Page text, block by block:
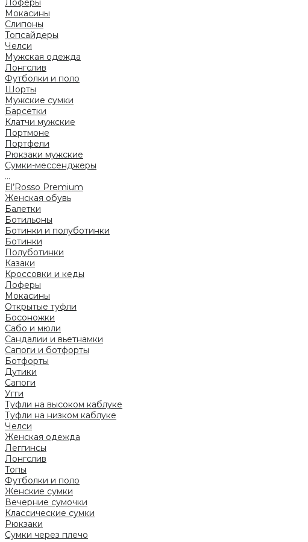
Лоферы
Мокасины
Слипоны
Топсайдеры
Челси
Мужская одежда
Лонгслив
Футболки и поло
Шорты
Мужские сумки
Барсетки
Клатчи мужские
Портмоне
Портфели
Рюкзаки мужские
Сумки-мессенджеры
...
El’Rosso Premium
Женская обувь
Балетки
Ботильоны
Ботинки и полуботинки
Ботинки
Полуботинки
Казаки
Кроссовки и кеды
Лоферы
Мокасины
Открытые туфли
Босоножки
Сабо и мюли
Сандалии и вьетнамки
Сапоги и ботфорты
Ботфорты
Дутики
Сапоги
Угги
Туфли на высоком каблуке
Туфли на низком каблуке
Челси
Женская одежда
Леггинсы
Лонгслив
Топы
Футболки и поло
Женские сумки
Вечерние сумочки
Классические сумки
Рюкзаки
Сумки через плечо